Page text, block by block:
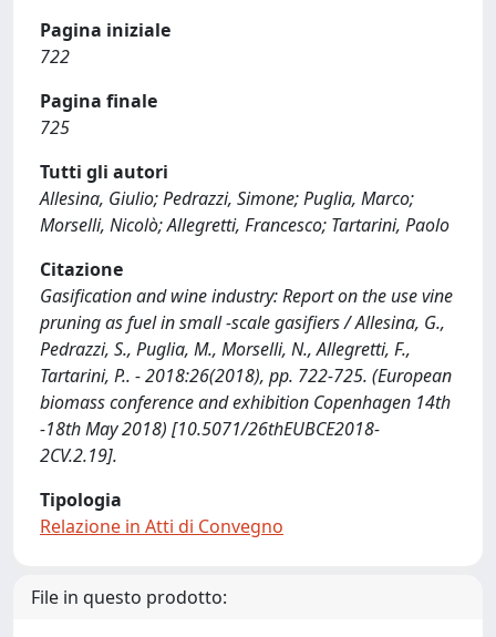
Pagina iniziale
722
Pagina finale
725
Tutti gli autori
Allesina, Giulio; Pedrazzi, Simone; Puglia, Marco;
Morselli, Nicolò; Allegretti, Francesco; Tartarini, Paolo
Citazione
Gasification and wine industry: Report on the use vine
pruning as fuel in small -scale gasifiers / Allesina, G.,
Pedrazzi, S., Puglia, M., Morselli, N., Allegretti, F.,
Tartarini, P.. - 2018:26(2018), pp. 722-725. (European
biomass conference and exhibition Copenhagen 14th
-18th May 2018) [10.5071/26thEUBCE2018-
2CV.2.19].
Tipologia
Relazione in Atti di Convegno
File in questo prodotto: